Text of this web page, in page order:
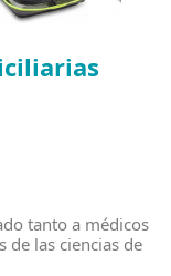
tanto a médicos
de las ciencias de